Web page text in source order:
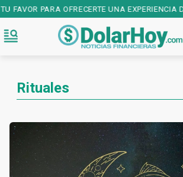
PARA OFRECERTE UNA EXPERIENCIA DE
Rituales